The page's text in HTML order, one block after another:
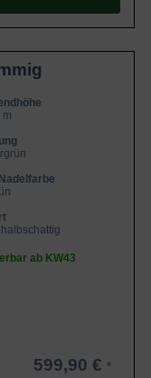
m
ab KW43
599,90 €